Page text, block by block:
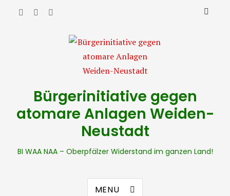
Bürgerinitiative gegen
atomare Anlagen Weiden-
Neustadt
BI WAA NAA – Oberpfälzer Widerstand im ganzen Land!
MENU